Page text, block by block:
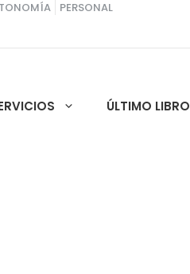
PERSONAL
ÚLTIMO LIBRO